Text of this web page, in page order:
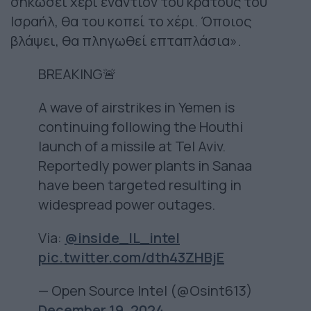
Ισραήλ, θα του κοπεί το χέρι. Όποιος
βλάψει, θα πληγωθεί επταπλάσια».
BREAKING🚨
A wave of airstrikes in Yemen is
continuing following the Houthi
launch of a missile at Tel Aviv.
Reportedly power plants in Sanaa
have been targeted resulting in
widespread power outages.
Via: @inside_IL_intel
pic.twitter.com/dth43ZHBjE
— Open Source Intel (@Osint613)